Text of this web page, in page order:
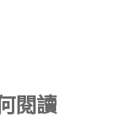
閱讀